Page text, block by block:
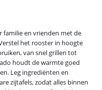
familie en vrienden met de
het rooster in hoogte
van snel grillen tot
houdt de warmte goed
Leg ingrediënten en
zijtafels, zodat alles binnen